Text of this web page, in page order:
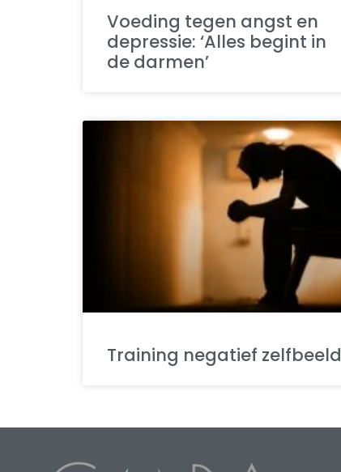
Voeding tegen angst en
depressie: ‘Alles begint in
de darmen’
Training negatief zelfbeeld